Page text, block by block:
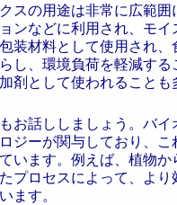
スの用途は非常に広範
ンなどに利用され、モ
装材料として使用され
し、環境負荷を軽減す
剤として使われること
お話ししましょう。バ
ジーが関与しており、
います。例えば、植物
プロセスによって、よ
ます。